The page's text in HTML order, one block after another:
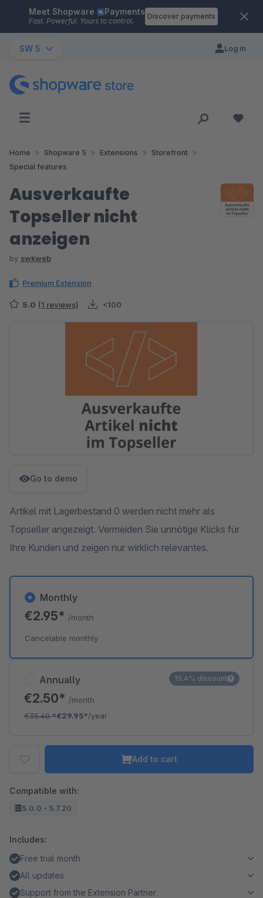
Skip to main content
Meet Shopware Payments
Fast. Powerful. Yours to control.
Discover payments
SW 5 Log in
Home Shopware 5 Extensions
Storefront
Special features
Ausverkaufte
Topseller nicht
anzeigen
by swkweb
Premium Extension
5.0 (1 reviews) <100
Go to demo
Artikel mit Lagerbestand 0 werden nicht mehr als
Topseller angezeigt. Vermeiden Sie unnötige Klicks für
Ihre Kunden und zeigen nur wirklich relevantes.
Annually
€2.50* /month
€35.40*€29.95*/year
15.4% discount
Monthly
€2.95* /month
Cancelable monthly
Add to cart
Compatible with:
5.0.0 - 5.7.20
Includes:
Free trial month
All updates
Support from the Extension Partner